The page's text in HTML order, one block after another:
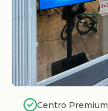
Centro Premium